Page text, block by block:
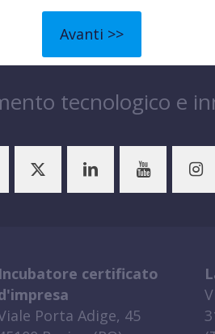
tecnologico e
Incubatore certificato
Porta Adige, 45